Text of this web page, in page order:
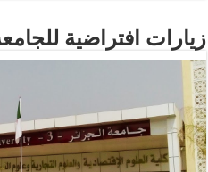
زيارات افتراضية